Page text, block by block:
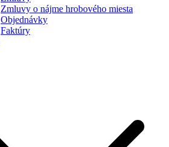
Zmluvy o nájme hrobového miesta
Objednávky
Faktúry